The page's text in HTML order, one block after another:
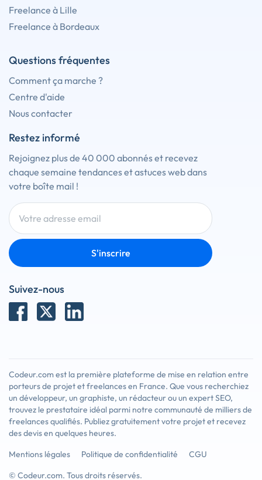
Freelance à Lille
Freelance à Bordeaux
Questions fréquentes
Comment ça marche ?
Centre d'aide
Nous contacter
Restez informé
Rejoignez plus de 40 000 abonnés et recevez
chaque semaine tendances et astuces web dans
votre boîte mail !
S'inscrire
Suivez-nous
Codeur.com est la première plateforme de mise en relation entre
porteurs de projet et freelances en France. Que vous recherchiez
un développeur, un graphiste, un rédacteur ou un expert SEO,
trouvez le prestataire idéal parmi notre communauté de milliers de
freelances qualifiés. Publiez gratuitement votre projet et recevez
des devis en quelques heures.
Mentions légales
Politique de confidentialité
CGU
© Codeur.com. Tous droits réservés.